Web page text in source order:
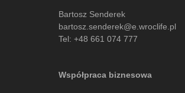
Bartosz Senderek
bartosz.senderek@e.wroclife.pl
Tel: +48 661 074 777
Współpraca biznesowa